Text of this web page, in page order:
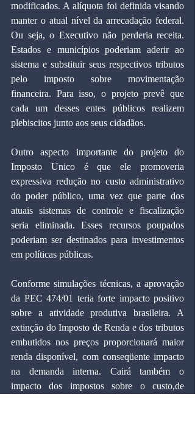
modificados. A alíquota foi definida visando
manter o atual nível da arrecadação federal.
Ou seja, o Executivo não perderia receita.
Estados e municípios poderiam aderir ao
sistema e substituir seus respectivos tributos
pelo imposto sobre movimentação
financeira. Para isso, o projeto prevê que
cada um desses entes públicos realizem
plebiscitos junto aos seus cidadãos.
Outro aspecto importante do projeto do
Imposto Unico é que ele promoveria
expressiva redução no custo administrativo
do poder público, uma vez que parte dos
atuais sistemas de controle e fiscalização
seria eliminada. Esses recursos poupados
poderiam ser destinados para investimentos
em políticas públicas.
Conforme simulações técnicas, a aprovação
da PEC 474/01 teria forte impacto positivo
sobre a atividade produtiva brasileira. A
extinção do Imposto de Renda e dos tributos
embutidos nos preços proporcionará maior
renda disponível, com conseqüente impacto
na demanda interna. Cairá também o
impacto dos impostos sobre o custo,de